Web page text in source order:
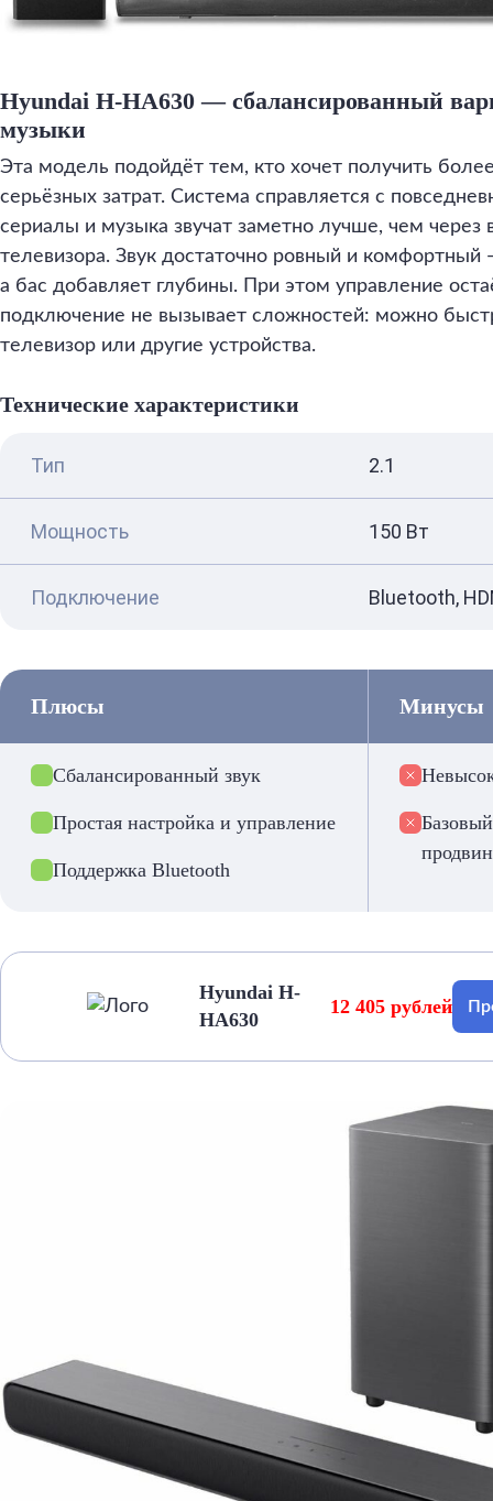
Hyundai H-HA630 — сбалансированный
музыки
Эта модель подойдёт тем, кто хочет получить
серьёзных затрат. Система справляется с
сериалы и музыка звучат заметно лучше, чем через
телевизора. Звук достаточно ровный и
а бас добавляет глубины. При этом управление
подключение не вызывает сложностей: можно
телевизор или другие устройства.
Технические характеристики
Тип 2.1
Мощность 150 Вт
Подключение Bluetooth,
Плюсы
Сбалансированный звук
Простая настройка и управление
Поддержка Bluetooth
Минусы
Hyundai H-
HA630
12 405 рублей